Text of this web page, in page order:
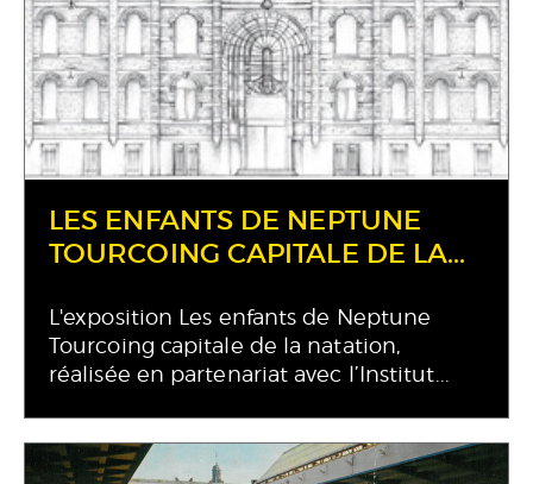
LES ENFANTS DE NEPTUNE
TOURCOING CAPITALE DE LA...
L'exposition Les enfants de Neptune
Tourcoing capitale de la natation,
réalisée en partenariat avec l’Institut...